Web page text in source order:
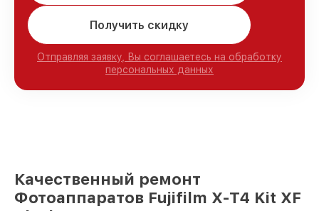
Получить скидку
Отправляя заявку, Вы соглашаетесь на обработку
персональных данных
Качественный ремонт
Фотоаппаратов Fujifilm X-T4 Kit XF